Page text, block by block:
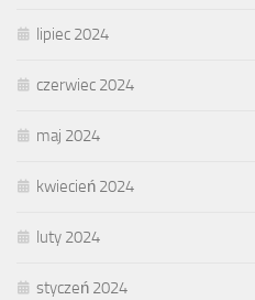
lipiec 2024
czerwiec 2024
maj 2024
kwiecień 2024
luty 2024
styczeń 2024